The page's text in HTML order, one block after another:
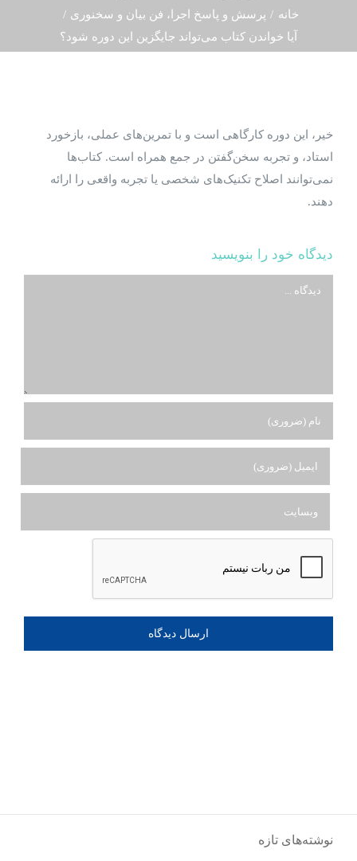
خانه
پرسش و پاسخ اجرا، فن‌ بیان و سخنوری
آیا خواندن کتاب می‌تواند جایگزین این دوره شود؟
خیر، این دوره کارگاهی است و با تمرین‌های عملی، بازخورد
استاد، و تجربه سخن‌گفتن در جمع همراه است. کتاب‌ها
نمی‌توانند اصلاح تکنیک‌های شخصی یا تجربه واقعی را ارائه
دهند.
دیدگاه خود را بنویسید
دیدگاه
نوشته‌های تازه